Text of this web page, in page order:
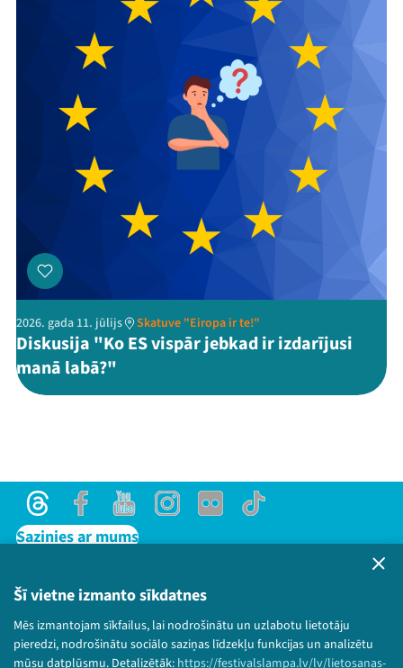
Šī vietne izmanto sīkdatnes
Mēs izmantojam sīkfailus, lai nodrošinātu un uzlabotu lietotāju
pieredzi, nodrošinātu sociālo saziņas līdzekļu funkcijas un analizētu
mūsu datplūsmu. Detalizētāk: https://festivalslampa.lv/lv/lietosanas-
2026. gada 11. jūlijs Skatuve "Eiropa ir te!"
Diskusija "Ko ES vispār jebkad ir izdarījusi
manā labā?"
ThreadsFacebookYoutubeInstagram
Flick TikTok
Sazinies ar mums
Lietošanas noteikumi un sīkdatņu politika
Bērnu aizsardzības politika
© 2026 Sarunu festivāls LAMPA Visas tiesības